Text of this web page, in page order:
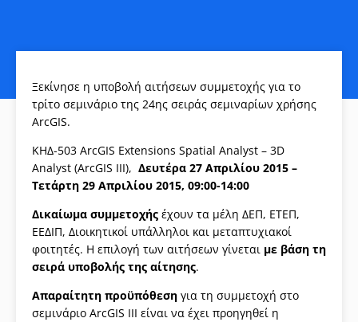
Ξεκίνησε η υποβολή αιτήσεων συμμετοχής για το
τρίτο σεμινάριο της 24ης σειράς σεμιναρίων χρήσης
ArcGIS.
ΚΗΔ-503 ArcGIS Extensions Spatial Analyst – 3D
Analyst (ArcGIS III), Δευτέρα 27 Απριλίου 2015 –
Τετάρτη 29 Απριλίου 2015, 09:00-14:00
Δικαίωμα συμμετοχής έχουν τα μέλη ΔΕΠ, ΕΤΕΠ,
ΕΕΔΙΠ, Διοικητικοί υπάλληλοι και μεταπτυχιακοί
φοιτητές. Η επιλογή των αιτήσεων γίνεται με βάση τη
σειρά υποβολής της αίτησης.
Απαραίτητη προϋπόθεση για τη συμμετοχή στο
σεμινάριο ArcGIS IΙΙ είναι να έχει προηγηθεί η